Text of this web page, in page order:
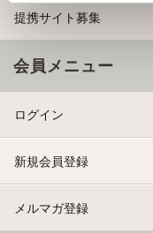
提携サイト募集
会員メニュー
ログイン
新規会員登録
メルマガ登録